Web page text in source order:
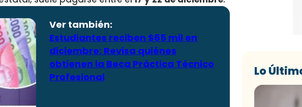
Ver también:
Estudiantes reciben $65 mil en
diciembre: Revisa quiénes
obtienen la Beca Práctica Técnico
Profesional
Lo